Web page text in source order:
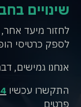
שינויים
לחזור מיעד
לספק כרטיסי
אנחנו גמישים,
התקשרו עכשיו
פרטים